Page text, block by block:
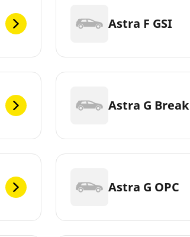
Astra F GSI
Astra G Break
Astra G OPC